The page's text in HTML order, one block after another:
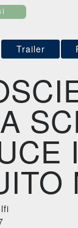
Trailer